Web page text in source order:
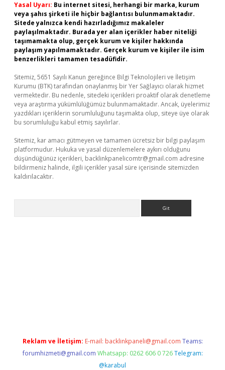
Yasal Uyarı: Bu internet sitesi, herhangi bir marka, kurum
veya şahıs şirketi ile hiçbir bağlantısı bulunmamaktadır.
Sitede yalnızca kendi hazırladığımız makaleler
paylaşılmaktadır. Burada yer alan içerikler haber niteliği
taşımamakta olup, gerçek kurum ve kişiler hakkında
paylaşım yapılmamaktadır. Gerçek kurum ve kişiler ile isim
benzerlikleri tamamen tesadüfidir.
Sitemiz, 5651 Sayılı Kanun gereğince Bilgi Teknolojileri ve İletişim
Kurumu (BTK) tarafından onaylanmış bir Yer Sağlayıcı olarak hizmet
vermektedir. Bu nedenle, sitedeki içerikleri proaktif olarak denetleme
veya araştırma yükümlülüğümüz bulunmamaktadır. Ancak, üyelerimiz
yazdıkları içeriklerin sorumluluğunu taşımakta olup, siteye üye olarak
bu sorumluluğu kabul etmiş sayılırlar.
Sitemiz, kar amacı gütmeyen ve tamamen ücretsiz bir bilgi paylaşım
platformudur. Hukuka ve yasal düzenlemelere aykırı olduğunu
düşündüğünüz içerikleri, backlinkpanelicomtr@gmail.com adresine
bildirmeniz halinde, ilgili içerikler yasal süre içerisinde sitemizden
kaldırılacaktır.
Reklam ve İletişim: E-mail: backlinkpaneli@gmail.com Teams:
forumhizmeti@gmail.com Whatsapp: 0262 606 0 726 Telegram:
@karabul